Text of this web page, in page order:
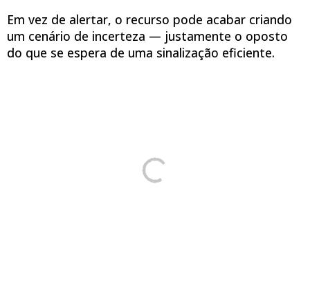
Em vez de alertar, o recurso pode acabar criando
um cenário de incerteza — justamente o oposto
do que se espera de uma sinalização eficiente.